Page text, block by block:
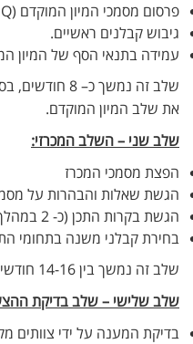
פרסום מסמכי המיון המוקדם (PQ).
גיבוש קבלנים ראשיים.
עמידה בתנאי הסף של המיון
שלב זה נמשך
את שלב המיון המוקדם.
שלב שני – השלב המכרזי:
הפצת מסמכי המכרז
הגשת שאלות והבהרות על
הגשת בקרות התכן (כ- 2 במהלך ההליך המכרזי).
בחירת קבלני משנה בתחומי
שלב זה נמשך בין 14-16 חודשים, בסופו מגישים הצעות.
שלב שלישי – שלב בדיקת
בדיקת המענה על ידי צוותים